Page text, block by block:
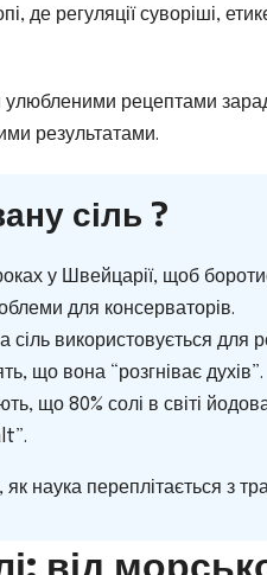
де регуляції суворіші,
улюбленими рецептами
результатами.
сіль ?
у Швейцарії, щоб
для консерваторів.
сіль використовується для
що вона “розгніває духів”.
що 80% солі в світі
наука переплітається з
від